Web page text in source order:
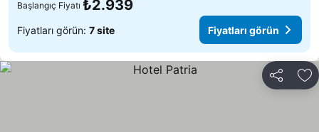
Başlangıç Fiyatı ₺2.939
Fiyatları görün: 7 site Fiyatları görün
Paylaş